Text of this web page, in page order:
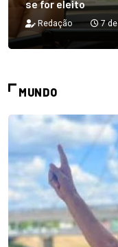
se for eleito
Redação 7 de
MUNDO